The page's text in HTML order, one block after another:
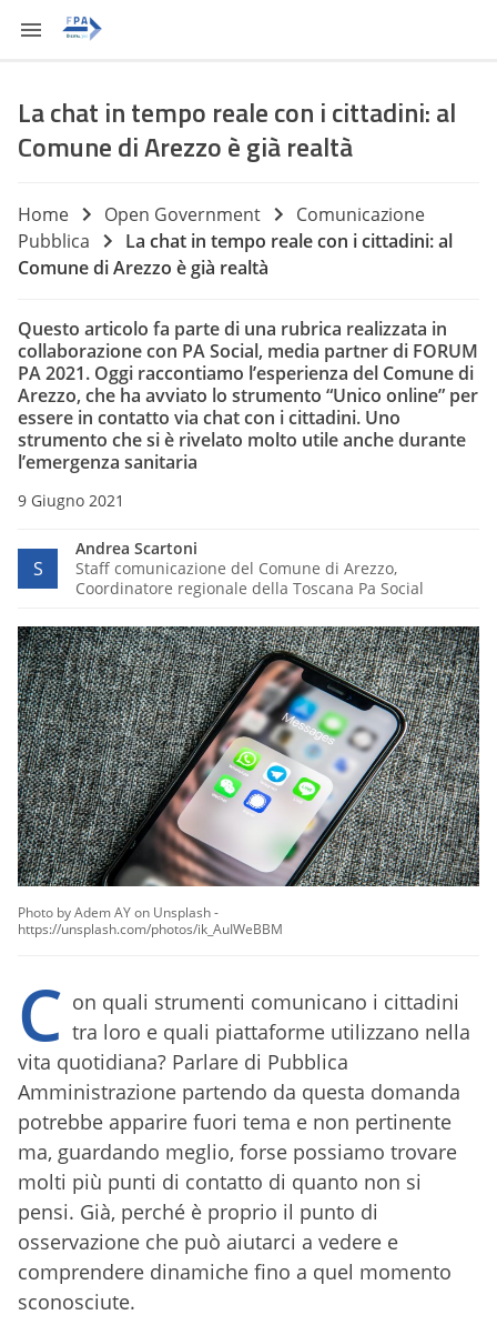
La chat in tempo reale con i cittadini: al
Comune di Arezzo è già realtà
Home Open Government
Comunicazione
Pubblica
La chat in tempo reale con i cittadini: al
Comune di Arezzo è già realtà
Questo articolo fa parte di una rubrica realizzata in
collaborazione con PA Social, media partner di FORUM
PA 2021. Oggi raccontiamo l’esperienza del Comune di
Arezzo, che ha avviato lo strumento “Unico online” per
essere in contatto via chat con i cittadini. Uno
strumento che si è rivelato molto utile anche durante
l’emergenza sanitaria
9 Giugno 2021
S
Andrea Scartoni
Staff comunicazione del Comune di Arezzo,
Coordinatore regionale della Toscana Pa Social
Photo by Adem AY on Unsplash -
https://unsplash.com/photos/ik_AuIWeBBM
C on quali strumenti comunicano i cittadini
tra loro e quali piattaforme utilizzano nella
vita quotidiana? Parlare di Pubblica
Amministrazione partendo da questa domanda
potrebbe apparire fuori tema e non pertinente
ma, guardando meglio, forse possiamo trovare
molti più punti di contatto di quanto non si
pensi. Già, perché è proprio il punto di
osservazione che può aiutarci a vedere e
comprendere dinamiche fino a quel momento
sconosciute.